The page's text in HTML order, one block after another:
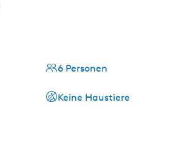
6 Personen
Keine Haustiere